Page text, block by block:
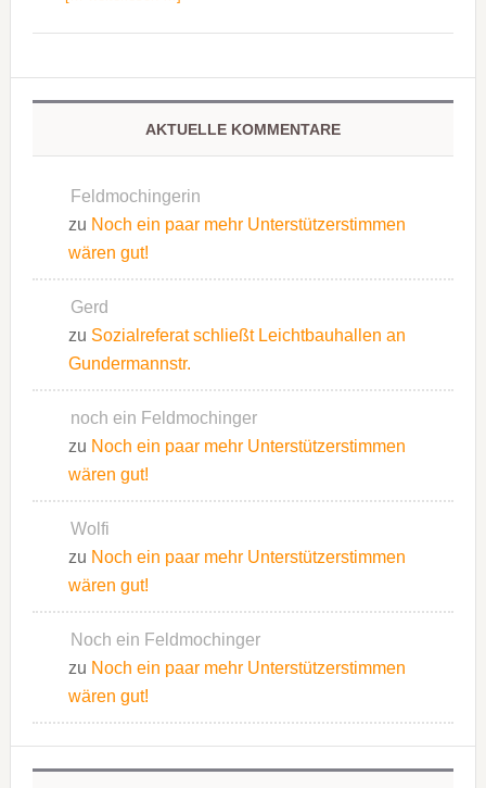
AKTUELLE KOMMENTARE
Feldmochingerin
zu Noch ein paar mehr Unterstützerstimmen
wären gut!
Gerd
zu Sozialreferat schließt Leichtbauhallen an
Gundermannstr.
noch ein Feldmochinger
zu Noch ein paar mehr Unterstützerstimmen
wären gut!
Wolfi
zu Noch ein paar mehr Unterstützerstimmen
wären gut!
Noch ein Feldmochinger
zu Noch ein paar mehr Unterstützerstimmen
wären gut!